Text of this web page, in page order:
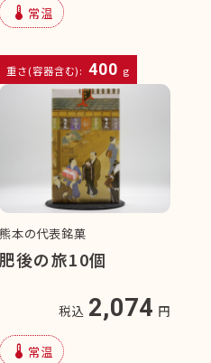
device_thermostat 常温
重さ(容器含む): 400 g
熊本の代表銘菓
肥後の旅10個
税込 2,074 円
device_thermostat 常温